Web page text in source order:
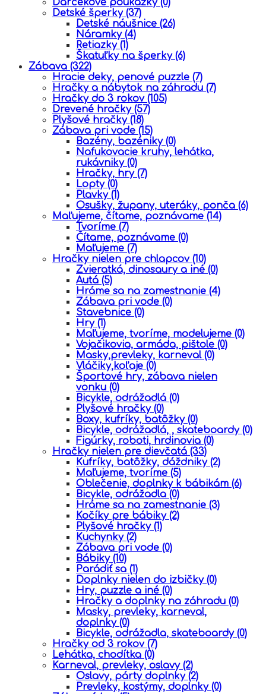
Detské šperky (37)
Detské náušnice (26)
Náramky (4)
Retiazky (1)
Škatuľky na šperky (6)
Zábava (322)
Hracie deky, penové puzzle (7)
Hračky a nábytok na záhradu (7)
Hračky do 3 rokov (105)
Drevené hračky (57)
Plyšové hračky (18)
Zábava pri vode (15)
Bazény, bazéniky (0)
Nafukovacie kruhy, lehátka,
rukávniky (0)
Hračky, hry (7)
Lopty (0)
Plavky (1)
Osušky, župany, uteráky, ponča (6)
Maľujeme, čítame, poznávame (14)
Tvoríme (7)
Čítame, poznávame (0)
Maľujeme (7)
Hračky nielen pre chlapcov (10)
Zvieratká, dinosaury a iné (0)
Autá (5)
Hráme sa na zamestnanie (4)
Zábava pri vode (0)
Stavebnice (0)
Hry (1)
Maľujeme, tvoríme, modelujeme (0)
Vojačikovia, armáda, pištole (0)
Masky,prevleky, karneval (0)
Vláčiky,koľaje (0)
Športové hry, zábava nielen
vonku (0)
Bicykle, odrážadlá (0)
Plyšové hračky (0)
Boxy, kufríky, batôžky (0)
Bicykle, odrážadlá, , skateboardy (0)
Figúrky, roboti, hrdinovia (0)
Hračky nielen pre dievčatá (33)
Kufríky, batôžky, dáždniky (2)
Maľujeme, tvoríme (5)
Oblečenie, doplnky k bábikám (6)
Bicykle, odrážadla (0)
Hráme sa na zamestnanie (3)
Kočíky pre bábiky (2)
Plyšové hračky (1)
Kuchynky (2)
Zábava pri vode (0)
Bábiky (10)
Parádiť sa (1)
Doplnky nielen do izbičky (0)
Hry, puzzle a iné (0)
Hračky a doplnky na záhradu (0)
Masky, prevleky, karneval,
doplnky (0)
Bicykle, odrážadla, skateboardy (0)
Hračky od 3 rokov (7)
Lehátka, chodítka (0)
Karneval, prevleky, oslavy (2)
Oslavy, párty doplnky (2)
Prevleky, kostýmy, doplnky (0)